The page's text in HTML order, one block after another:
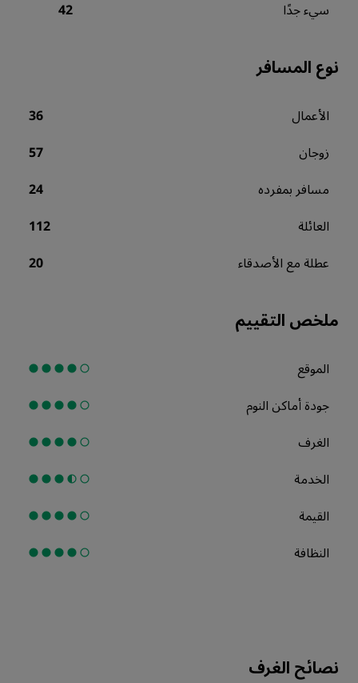
سيء جدًا 42
نوع المسافر
الأعمال 36
زوجان 57
مسافر بمفرده 24
العائلة 112
عطلة مع الأصدقاء 20
ملخص التقييم
الموقع
جودة أماكن النوم
الغرف
الخدمة
القيمة
النظافة
نصائح الغرف